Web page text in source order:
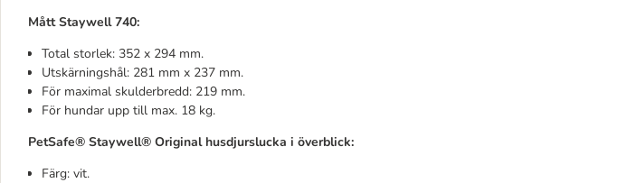
Mått Staywell 740:
Total storlek: 352 x 294 mm.
Utskärningshål: 281 mm x 237 mm.
För maximal skulderbredd: 219 mm.
För hundar upp till max. 18 kg.
PetSafe® Staywell® Original husdjurslucka i överblick:
Färg: vit.